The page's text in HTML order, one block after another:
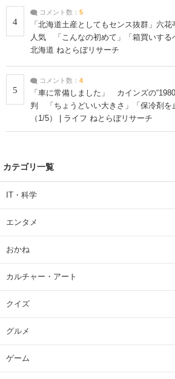
4
コメント数： 5
「北海道土産としてもセンス抜群」六花
人気 「こんなの初めて」「箱買いする
北海道 ねとらぼリサーチ
5
コメント数： 4
「車に常備しました」 カインズの
判 「ちょうどいい大きさ」「保冷剤を
（1/5） | ライフ ねとらぼリサーチ
カテゴリ一覧
IT・科学
エンタメ
おかね
カルチャー・アート
クイズ
グルメ
ゲーム